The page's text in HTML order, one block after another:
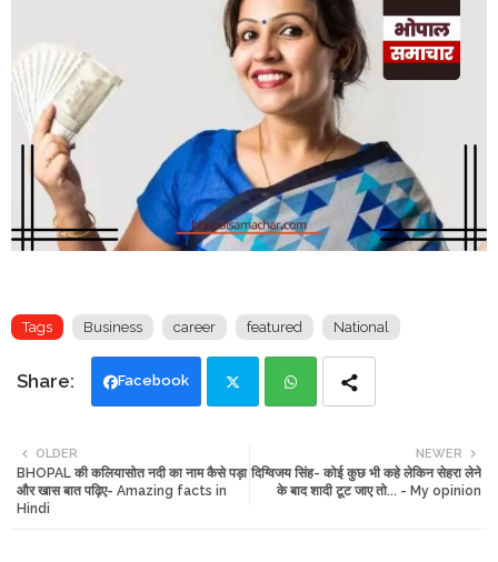
Tags Business career featured National
Facebook
tte ats
NEWER
दिग्विजय सिंह- कोई कुछ भी कहे लेकिन सेहरा लेने
के बाद शादी टूट जाए तो... - My opinion
OLDER
BHOPAL की कलियासोत नदी का नाम कैसे पड़ा
और खास बात पढ़िए- Amazing facts in
Hindi